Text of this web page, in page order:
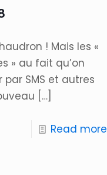
! Mais les «
» au fait qu’on
SMS et autres
[…]
Read more